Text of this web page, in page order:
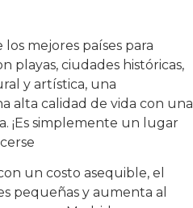
mejores países para
playas, ciudades históricas,
y artística, una
alta calidad de vida con una
¡Es simplemente un lugar
un costo asequible, el
pequeñas y aumenta al